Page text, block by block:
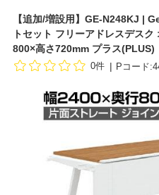
【追加/増設用】GE-N248KJ |
トセット フリーアドレスデス
800×高さ720mm プラス(PLUS)
0件 Pコード